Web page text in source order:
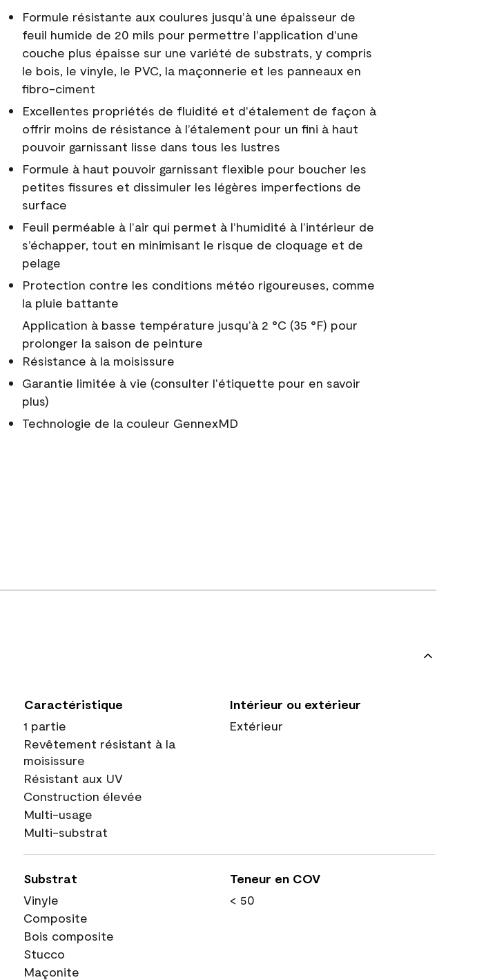
Formule résistante aux coulures jusqu’à une épaisseur de
feuil humide de 20 mils pour permettre l'application d'une
couche plus épaisse sur une variété de substrats, y compris
le bois, le vinyle, le PVC, la maçonnerie et les panneaux en
fibro-ciment
Excellentes propriétés de fluidité et d'étalement de façon à
offrir moins de résistance à l’étalement pour un fini à haut
pouvoir garnissant lisse dans tous les lustres
Formule à haut pouvoir garnissant flexible pour boucher les
petites fissures et dissimuler les légères imperfections de
surface
Feuil perméable à l’air qui permet à l’humidité à l’intérieur de
s’échapper, tout en minimisant le risque de cloquage et de
pelage
Protection contre les conditions météo rigoureuses, comme
la pluie battante
Application à basse température jusqu’à 2 °C (35 °F) pour
prolonger la saison de peinture
Résistance à la moisissure
Garantie limitée à vie (consulter l'étiquette pour en savoir
plus)
Technologie de la couleur GennexMD
Caractéristique
1 partie
Revêtement résistant à la
moisissure
Résistant aux UV
Construction élevée
Multi-usage
Multi-substrat
Intérieur ou extérieur
Extérieur
Substrat
Vinyle
Composite
Bois composite
Stucco
Maçonite
Teneur en COV
< 50